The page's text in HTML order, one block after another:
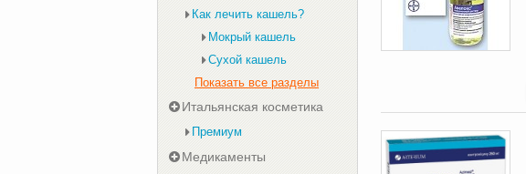
Как лечить кашель?
Мокрый кашель
Сухой кашель
Показать все разделы
Итальянская косметика
Премиум
Медикаменты